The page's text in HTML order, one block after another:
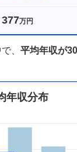
377万円
、 平均年収が
年収分布